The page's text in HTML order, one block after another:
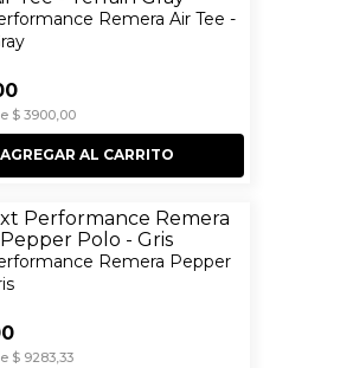
Remera Air Tee -
$ 3900,00
AGREGAR AL CARRITO
Remera Pepper
$ 9283,33